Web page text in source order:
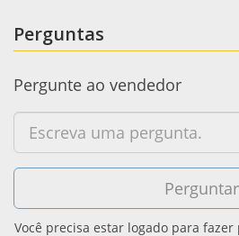
Perguntas
Pergunte ao vendedor
Você precisa estar logado para fazer